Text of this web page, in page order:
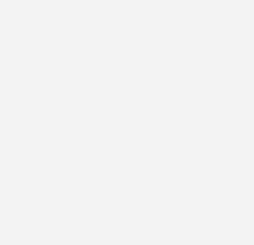
Kälteanlagenbauermeister
Niederlassungsleiter die
Augsburg. (RM)